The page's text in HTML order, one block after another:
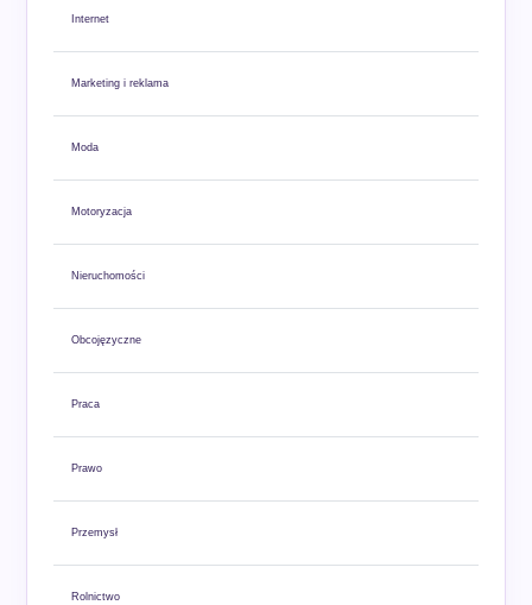
Internet
Marketing i reklama
Moda
Motoryzacja
Nieruchomości
Obcojęzyczne
Praca
Prawo
Przemysł
Rolnictwo